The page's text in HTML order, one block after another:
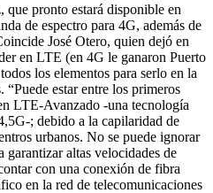
pronto estará disponible en
de espectro para 4G, además de
José Otero, quien dejó en
en LTE (en 4G le ganaron Puerto
los elementos para serlo en la
estar entre los primeros
LTE-Avanzado -una tecnología
; debido a la capilaridad de
urbanos. No se puede ignorar
garantizar altas velocidades de
con una conexión de fibra
en la red de telecomunicaciones